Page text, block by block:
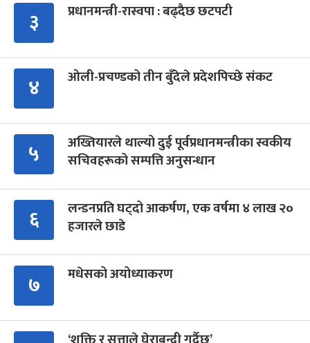
३ प्रधानमन्त्री-रास्वपा : बढ्दैछ छटपटी
४ ओली-प्रचण्डको तीन बुँदेले प्रदेशपिच्छे संकट
५
अख्तियारले थाल्यो दुई पूर्वप्रधानमन्त्रीका स्वकीय
सचिवहरूको सम्पत्ति अनुसन्धान
६
लन्डनप्रति घट्दो आकर्षण, एक वर्षमा ४ लाख २०
हजारले छाडे
७ मधेसको अयोध्याकरण